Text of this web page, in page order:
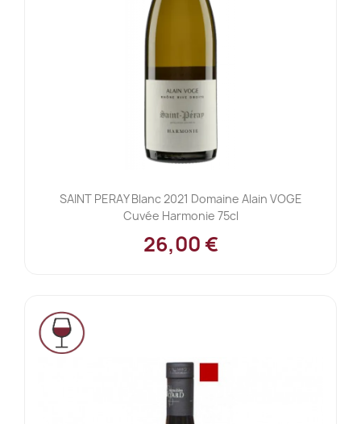
SAINT PERAY Blanc 2021 Domaine Alain VOGE
Cuvée Harmonie 75cl
26,00 €